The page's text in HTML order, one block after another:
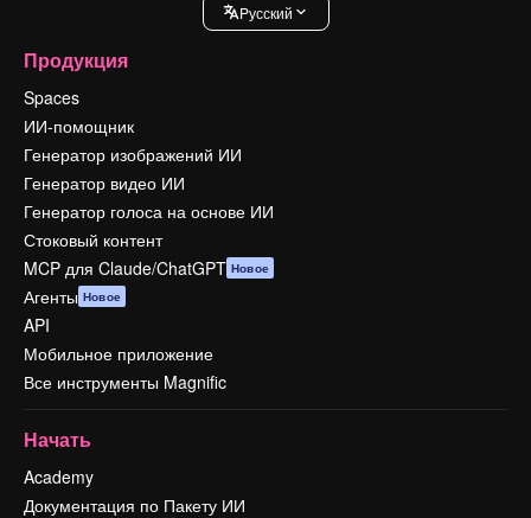
Pусский
Продукция
Spaces
ИИ-помощник
Генератор изображений ИИ
Генератор видео ИИ
Генератор голоса на основе ИИ
Стоковый контент
MCP для Claude/ChatGPT Новое
Агенты Новое
API
Мобильное приложение
Все инструменты Magnific
Начать
Academy
Документация по Пакету ИИ